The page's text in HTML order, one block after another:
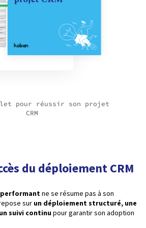
pour réussir son projet
CRM
du déploiement CRM
performantne se résume pas à son
sur un déploiement structuré, une
suivi continupour garantir son adoption